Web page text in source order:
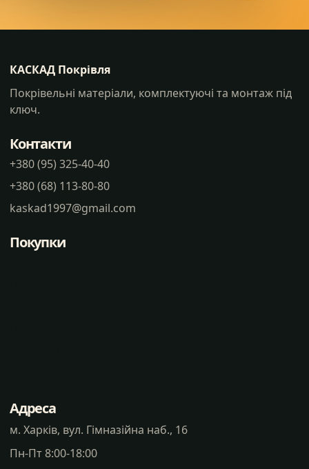
КАСКАД Покрівля
Покрівельні матеріали, комплектуючі та монтаж під
ключ.
Контакти
+380 (95) 325-40-40
+380 (68) 113-80-80
kaskad1997@gmail.com
Покупки
Адреса
м. Харків, вул. Гімназійна наб., 16
Пн-Пт 8:00-18:00